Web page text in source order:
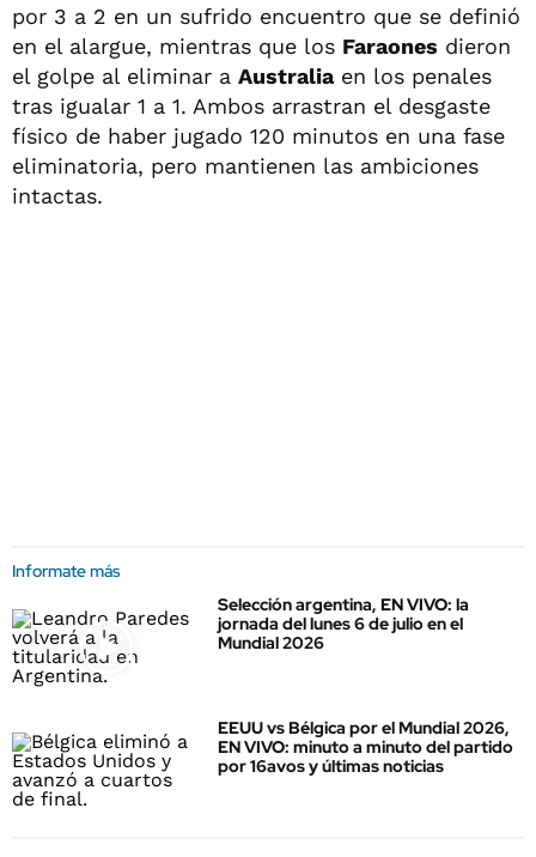
por 3 a 2 en un sufrido encuentro que se definió
en el alargue, mientras que los Faraones dieron
el golpe al eliminar a Australiaen los penales
tras igualar 1 a 1. Ambos arrastran el desgaste
físico de haber jugado 120 minutos en una fase
eliminatoria, pero mantienen las ambiciones
intactas.
Informate más
Selección argentina, EN VIVO: la
jornada del lunes 6 de julio en el
Mundial 2026
EEUU vs Bélgica por el Mundial 2026,
EN VIVO: minuto a minuto del partido
por 16avos y últimas noticias